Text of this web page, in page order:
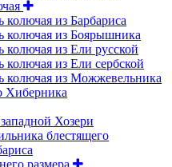
колючая из Барбариса
колючая из Боярышника
колючая из Ели русской
колючая из Ели сербской
колючая из Можжевельника
Хиберника
Хозери
блестящего